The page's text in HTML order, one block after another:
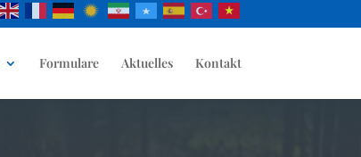
Formulare Aktuelles Kontakt